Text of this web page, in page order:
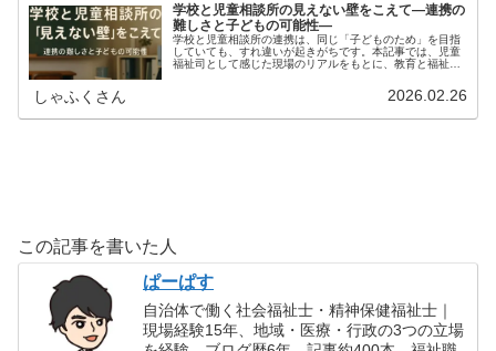
学校と児童相談所の見えない壁をこえて―連携の
難しさと子どもの可能性―
学校と児童相談所の連携は、同じ「子どものため」を目指
していても、すれ違いが起きがちです。本記事では、児童
福祉司として感じた現場のリアルをもとに、教育と福祉の
き合い方から、より良い連携のヒントを考えます。
しゃふくさん 2026.02.26
この記事を書いた人
ぱーぱす
自治体で働く社会福祉士・精神保健福祉士｜
現場経験15年、地域・医療・行政の3つの立場